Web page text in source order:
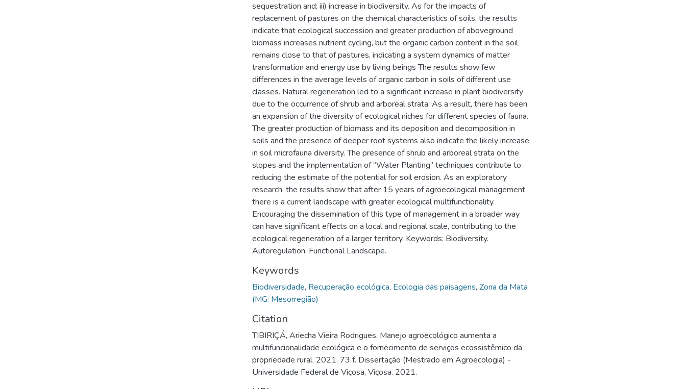
sequestration and; iii) increase in biodiversity. As for the impacts of
replacement of pastures on the chemical characteristics of soils, the results
indicate that ecological succession and greater production of aboveground
biomass increases nutrient cycling, but the organic carbon content in the soil
remains close to that of pastures, indicating a system dynamics of matter
transformation and energy use by living beings The results show few
differences in the average levels of organic carbon in soils of different use
classes. Natural regeneration led to a significant increase in plant biodiversity
due to the occurrence of shrub and arboreal strata. As a result, there has been
an expansion of the diversity of ecological niches for different species of fauna.
The greater production of biomass and its deposition and decomposition in
soils and the presence of deeper root systems also indicate the likely increase
in soil microfauna diversity. The presence of shrub and arboreal strata on the
slopes and the implementation of “Water Planting” techniques contribute to
reducing the estimate of the potential for soil erosion. As an exploratory
research, the results show that after 15 years of agroecological management
there is a current landscape with greater ecological multifunctionality.
Encouraging the dissemination of this type of management in a broader way
can have significant effects on a local and regional scale, contributing to the
ecological regeneration of a larger territory. Keywords: Biodiversity.
Autoregulation. Functional Landscape.
Keywords
Biodiversidade, Recuperação ecológica, Ecologia das paisagens, Zona da Mata
(MG: Mesorregião)
Citation
TIBIRIÇÁ, Ariecha Vieira Rodrigues. Manejo agroecológico aumenta a
multifuncionalidade ecológica e o fornecimento de serviços ecossistêmico da
propriedade rural. 2021. 73 f. Dissertação (Mestrado em Agroecologia) -
Universidade Federal de Viçosa, Viçosa. 2021.